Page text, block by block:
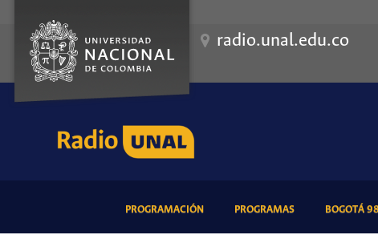
radio.unal.edu.co
PROGRAMACIÓN(CURRENT)PROGRAMAS(CURRENT)BOGOTÁ